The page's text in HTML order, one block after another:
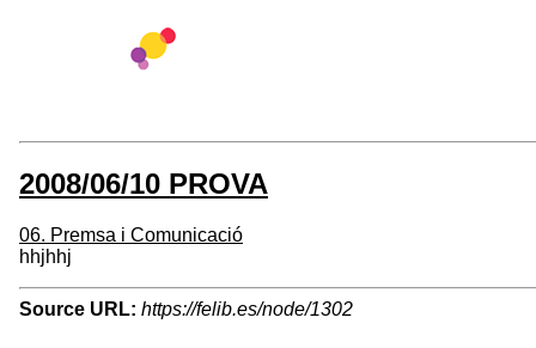
2008/06/10 PROVA
06. Premsa i Comunicació
hhjhhj
Source URL: https://felib.es/node/1302